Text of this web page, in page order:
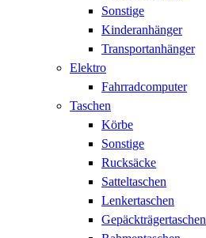
Sonstige
Kinderanhänger
Transportanhänger
Elektro
Fahrradcomputer
Taschen
Körbe
Sonstige
Rucksäcke
Satteltaschen
Lenkertaschen
Gepäckträgertaschen